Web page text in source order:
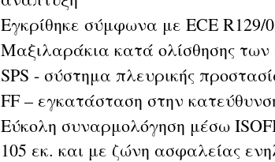
Εγκρίθηκε σύμφωνα με ECE R129/
Μαξιλαράκια κατά ολίσθησης
SPS - σύστημα πλευρικής
FF – εγκατάσταση στην
Εύκολη συναρμολόγηση μέσω
105 εκ. και με ζώνη ασφαλείας